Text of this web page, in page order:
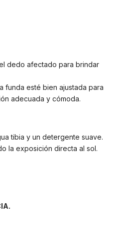
dedo afectado para brindar
funda esté bien ajustada para
adecuada y cómoda.
tibia y un detergente suave.
la exposición directa al sol.